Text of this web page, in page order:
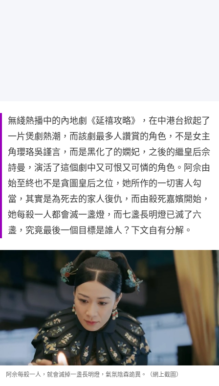
無綫熱播中的內地劇《延禧攻略》，在中港台掀起了
一片煲劇熱潮，而該劇最多人讚賞的角色，不是女主
角瓔珞吳謹言，而是黑化了的嫻妃，之後的繼皇后佘
詩曼，演活了這個劇中又可恨又可憐的角色。阿佘由
始至終也不是貪圖皇后之位，她所作的一切害人勾
當，其實是為死去的家人復仇，而由殺死嘉嬪開始，
她每殺一人都會滅一盞燈，而七盞長明燈已滅了六
盞，究竟最後一個目標是誰人？下文自有分解。
阿佘每殺一人，就會滅掉一盞長明燈，氣氛陰森詭異。（網上截圖）